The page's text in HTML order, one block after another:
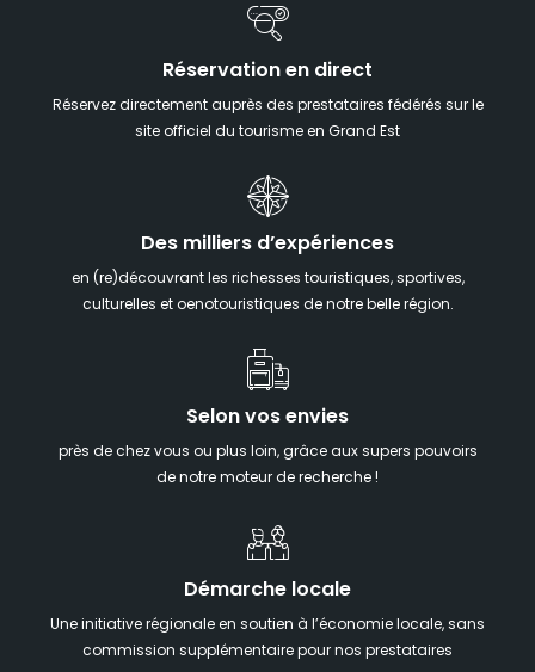
Réservation en direct
Réservez directement auprès des prestataires fédérés sur le
site officiel du tourisme en Grand Est
Des milliers d’expériences
en (re)découvrant les richesses touristiques, sportives,
culturelles et oenotouristiques de notre belle région.
Selon vos envies
près de chez vous ou plus loin, grâce aux supers pouvoirs
de notre moteur de recherche !
Démarche locale
Une initiative régionale en soutien à l’économie locale, sans
commission supplémentaire pour nos prestataires